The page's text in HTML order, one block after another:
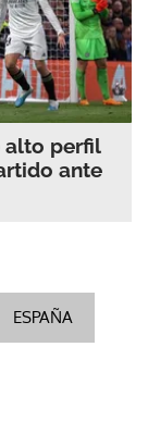
alto perfil
ante
ESPAÑA